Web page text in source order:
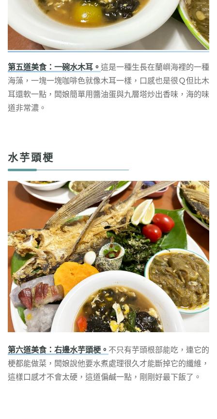
第五道美食：一碗水木耳。 這是一種生長在蘭嶼海裡的一種
海藻，一塊一塊咖啡色就像木耳一樣，口感也是很Ｑ但比木
耳還軟一點，闆娘簡單用醬油蛋與九層塔炒出香味，海的味
道非常濃。
水芋頭梗
第六道美食：右邊水芋頭梗。 不只有芋頭根部能吃，連它的
梗都能做菜，闆娘說他要水煮處理很久才能斷掉它的纖維，
這樣口感才不會太硬，這道偏鹹一點，剛剛好最下飯了。